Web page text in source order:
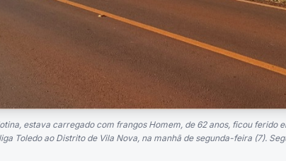
estava carregado com frangos Homem, de 62 anos, ficou ferido
Toledo ao Distrito de Vila Nova, na manhã de segunda-feira (7).